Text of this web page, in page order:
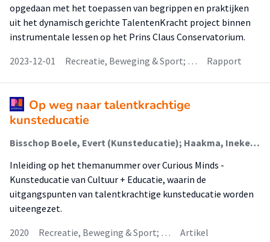
opgedaan met het toepassen van begrippen en praktijken
uit het dynamisch gerichte TalentenKracht project binnen
instrumentale lessen op het Prins Claus Conservatorium.
2023-12-01
Recreatie, Beweging & Sport; … Rapport
Op weg naar talentkrachtige
kunsteducatie
Bisschop Boele, Evert (Kunsteducatie); Haakma, Ineke (Kunsteducatie); Steenbeek, Henderien (Diversiteit In Leren En Gedrag); Veenker, Herman (Kunsteducatie); Van Geert, Paul L. C.
Inleiding op het themanummer over Curious Minds -
Kunsteducatie van Cultuur + Educatie, waarin de
uitgangspunten van talentkrachtige kunsteducatie worden
uiteengezet.
2020
Recreatie, Beweging & Sport; … Artikel